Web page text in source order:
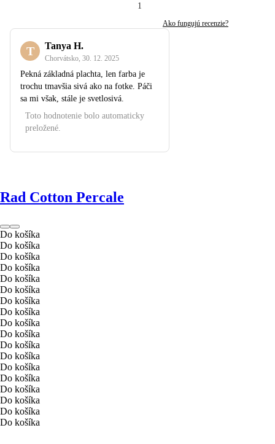
1
Ako fungujú recenzie?
T Tanya H.
Chorvátsko 30. 12. 2025
Pekná základná plachta, len farba je
trochu tmavšia sivá ako na fotke. Páči
sa mi však, stále je svetlosivá.
Toto hodnotenie bolo automaticky
preložené.
Rad Cotton Percale
Do košíka
Do košíka
Do košíka
Do košíka
Do košíka
Do košíka
Do košíka
Do košíka
Do košíka
Do košíka
Do košíka
Do košíka
Do košíka
Do košíka
Do košíka
Do košíka
Do košíka
Do košíka